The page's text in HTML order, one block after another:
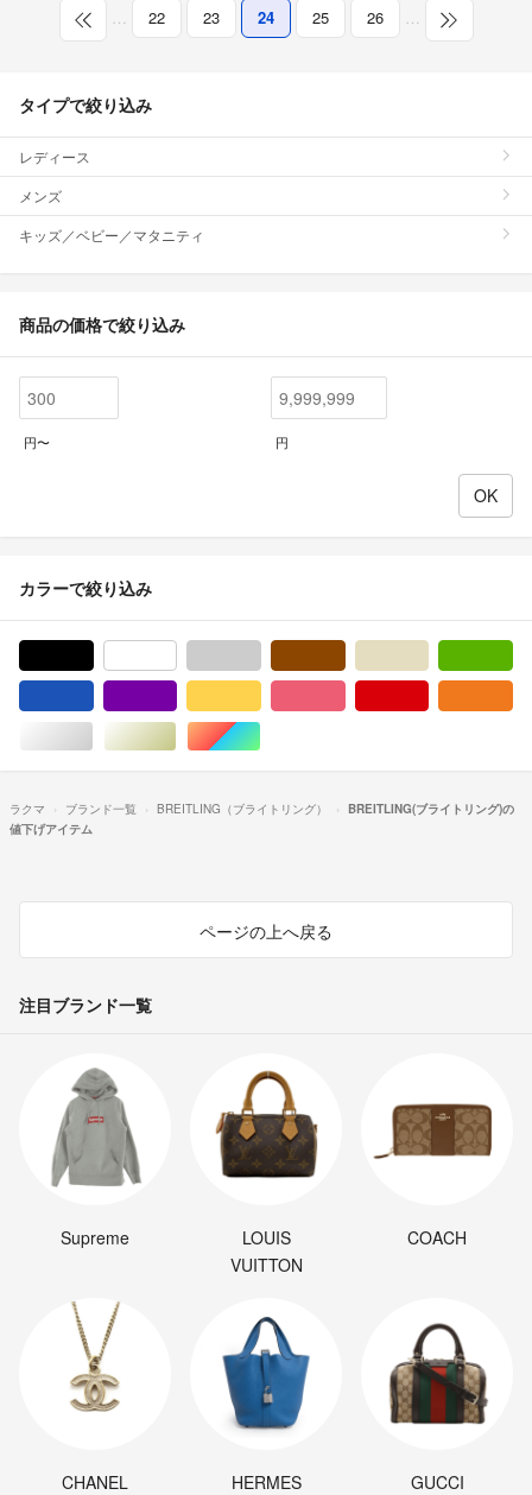
… 22 23 24 25 26 …
タイプで絞り込み
レディース
メンズ
キッズ／ベビー／マタニティ
商品の価格で絞り込み
円〜 円
カラーで絞り込み
シルバー/銀色系ゴールド/金色系マルチカラー
ラクマ ブランド一覧 BREITLING（ブライトリング）
BREITLING(ブライトリング)の
値下げアイテム
ページの上へ戻る
注目ブランド一覧
Supreme
LOUIS
VUITTON
COACH
CHANEL HERMES GUCCI